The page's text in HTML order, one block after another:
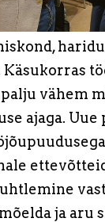
vähem
ajaga.
ja aru